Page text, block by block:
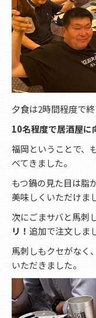
夕食は2時間程度で
10名程度で居酒屋に
福岡ということで、
べてきました。
もつ鍋の見た目は脂
美味しくいただけま
次にごまサバと馬刺
リ！ 追加で注文しま
馬刺しもクセがなく
いただきました。